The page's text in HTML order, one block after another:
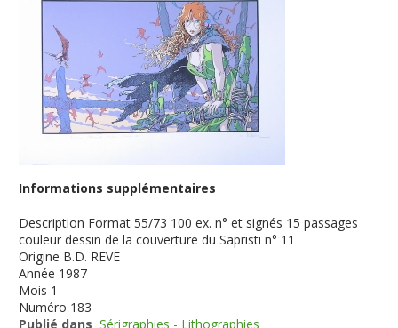
Informations supplémentaires
Description Format 55/73 100 ex. n° et signés 15 passages
couleur dessin de la couverture du Sapristi n° 11
Origine B.D. REVE
Année 1987
Mois 1
Numéro 183
Publié dans Sérigraphies - Lithographies